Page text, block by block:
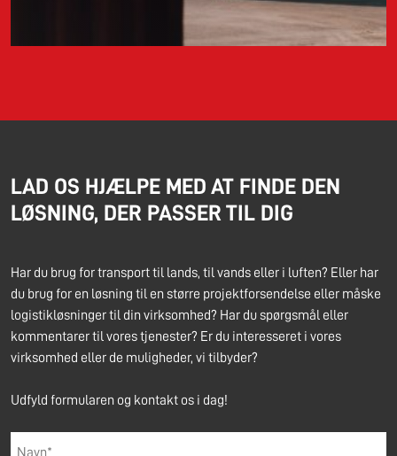
LAD OS HJÆLPE MED AT FINDE DEN
LØSNING, DER PASSER TIL DIG
Har du brug for transport til lands, til vands eller i luften? Eller har
du brug for en løsning til en større projektforsendelse eller måske
logistikløsninger til din virksomhed? Har du spørgsmål eller
kommentarer til vores tjenester? Er du interesseret i vores
virksomhed eller de muligheder, vi tilbyder?
Udfyld formularen og kontakt os i dag!